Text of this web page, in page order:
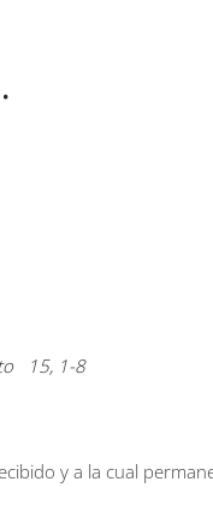
15, 1-8
y a la cual